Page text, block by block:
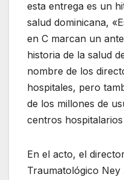
esta entrega es un
salud dominicana,
en C marcan un
historia de la salud
nombre de los
hospitales, pero
de los millones de
centros hospitalarios
En el acto, el
Traumatológico